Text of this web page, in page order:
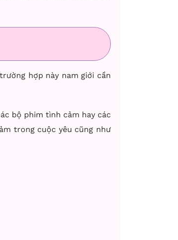
hợp này nam giới cần
bộ phim tình cảm hay các
trong cuộc yêu cũng như